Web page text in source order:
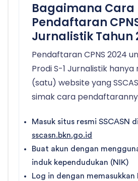
Bagaimana Cara
Pendaftaran
Jurnalistik Tahun
Pendaftaran CPNS 2024
Prodi S-1 Jurnalistik hanya
(satu) website yang
simak cara
Masuk situs resmi SSCASN di
sscasn.bkn.go.id
Buat akun dengan
induk kependudukan (NIK)
Log in dengan memasukkan